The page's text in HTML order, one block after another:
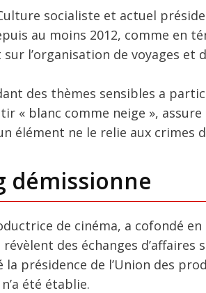
socialiste et actuel
au moins 2012, comme en
l’organisation de voyages et
des thèmes sensibles a
« blanc comme neige »,
élément ne le relie aux crimes
démissionne
de cinéma, a cofondé
des échanges
présidence de l’Union des
été établie.